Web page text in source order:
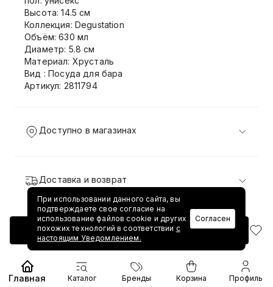
Добавить в корзину
Высота: 14.5 см
Коллекция: Degustation
Объём: 630 мл
Диаметр: 5.8 см
Материал: Хрусталь
Вид : Посуда для бара
Артикул: 2811794
Доступно в магазинах
Доставка и возврат
При использовании данного сайта, вы
подтверждаете свое согласие на
использование файлов cookie и других
похожих технологий в соответствии с
настоящим Уведомлением.
Согласен
Главная Каталог Бренды Корзина Профиль